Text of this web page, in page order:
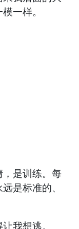
一样。
是训练。每
是标准的、
我想逃。